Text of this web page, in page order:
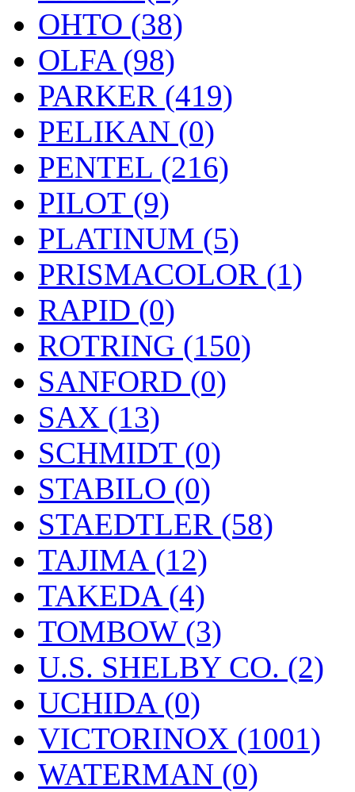
OHTO (38)
OLFA (98)
PARKER (419)
PELIKAN (0)
PENTEL (216)
PILOT (9)
PLATINUM (5)
PRISMACOLOR (1)
RAPID (0)
ROTRING (150)
SANFORD (0)
SAX (13)
SCHMIDT (0)
STABILO (0)
STAEDTLER (58)
TAJIMA (12)
TAKEDA (4)
TOMBOW (3)
U.S. SHELBY CO. (2)
UCHIDA (0)
VICTORINOX (1001)
WATERMAN (0)